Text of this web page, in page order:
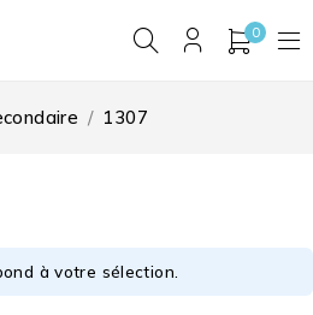
0
/ 1307
à votre sélection.